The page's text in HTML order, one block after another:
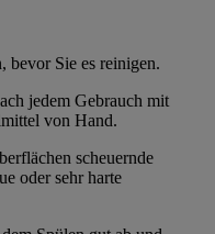
bevor Sie es reinigen.
jedem Gebrauch mit
von Hand.
scheuernde
oder sehr harte